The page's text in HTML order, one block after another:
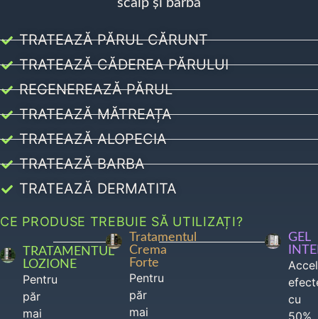
scalp și barbă
TRATEAZĂ PĂRUL CĂRUNT
TRATEAZĂ CĂDEREA PĂRULUI
REGENEREAZĂ PĂRUL
TRATEAZĂ MĂTREAȚA
TRATEAZĂ ALOPECIA
TRATEAZĂ BARBA
TRATEAZĂ DERMATITA
CE PRODUSE TREBUIE SĂ UTILIZAȚI?
TRATAMENTUL
LOZIONE
Pentru
păr
mai
Tratamentul
Crema
Forte
Pentru
păr
mai
GEL
cu